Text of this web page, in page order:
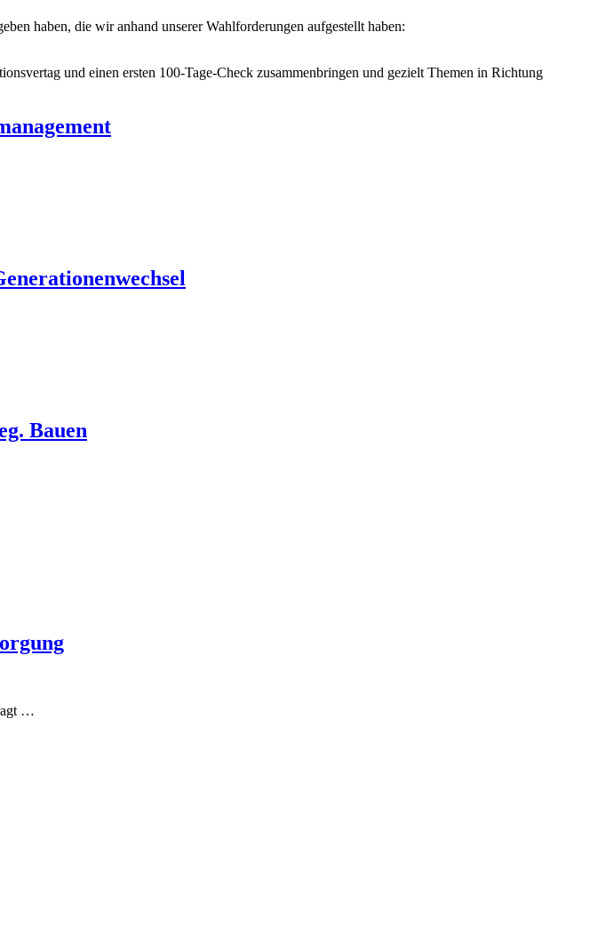
haben, die wir anhand unserer Wahlforderungen aufgestellt haben:
und einen ersten 100-Tage-Check zusammenbringen und gezielt Themen in Richtung
Bauen
…